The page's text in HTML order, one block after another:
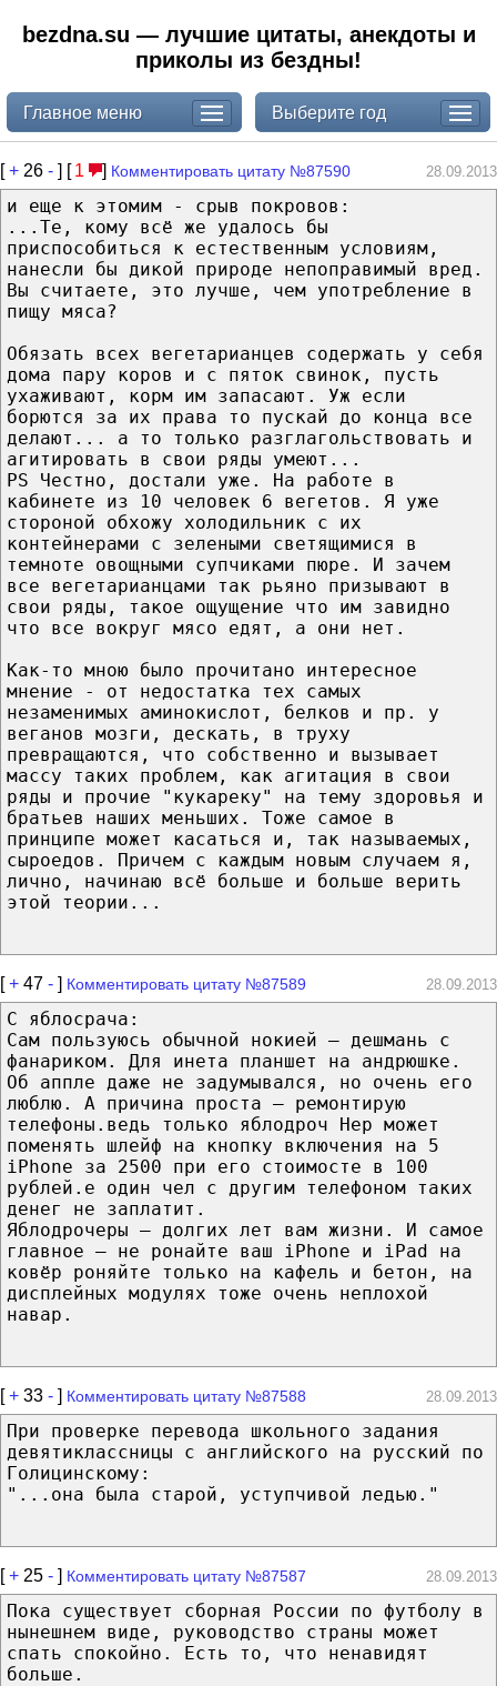
bezdna.su — лучшие цитаты, анекдоты и
приколы из бездны!
Главное меню Выберите год
[+ 26 - ] [ 1 ] Комментировать цитату №87590 28.09.2013
и еще к этомим - срыв покровов:
...Те, кому всё же удалось бы
приспособиться к естественным условиям,
нанесли бы дикой природе непоправимый вред.
Вы считаете, это лучше, чем употребление в
пищу мяса?
Обязать всех вегетарианцев содержать у себя
дома пару коров и с пяток свинок, пусть
ухаживают, корм им запасают. Уж если
борются за их права то пускай до конца все
делают... а то только разглагольствовать и
агитировать в свои ряды умеют...
PS Честно, достали уже. На работе в
кабинете из 10 человек 6 вегетов. Я уже
стороной обхожу холодильник с их
контейнерами с зелеными светящимися в
темноте овощными супчиками пюре. И зачем
все вегетарианцами так рьяно призывают в
свои ряды, такое ощущение что им завидно
что все вокруг мясо едят, а они нет.
Как-то мною было прочитано интересное
мнение - от недостатка тех самых
незаменимых аминокислот, белков и пр. у
веганов мозги, дескать, в труху
превращаются, что собственно и вызывает
массу таких проблем, как агитация в свои
ряды и прочие "кукареку" на тему здоровья и
братьев наших меньших. Тоже самое в
принципе может касаться и, так называемых,
сыроедов. Причем с каждым новым случаем я,
лично, начинаю всё больше и больше верить
этой теории...
[+ 47 - ] Комментировать цитату №87589 28.09.2013
С яблосрача:
Сам пользуюсь обычной нокией — дешмань с
фанариком. Для инета планшет на андрюшке.
Об аппле даже не задумывался, но очень его
люблю. А причина проста — ремонтирую
телефоны.ведь только яблодроч Нер может
поменять шлейф на кнопку включения на 5
iPhone за 2500 при его стоимосте в 100
рублей.е один чел с другим телефоном таких
денег не заплатит.
Яблодрочеры — долгих лет вам жизни. И самое
главное — не ронайте ваш iPhone и iPad на
ковёр роняйте только на кафель и бетон, на
дисплейных модулях тоже очень неплохой
навар.
[+ 33 - ] Комментировать цитату №87588 28.09.2013
При проверке перевода школьного задания
девятиклассницы с английского на русский по
Голицинскому:
"...она была старой, уступчивой ледью."
[+ 25 - ] Комментировать цитату №87587 28.09.2013
Пока существует сборная России по футболу в
нынешнем виде, руководство страны может
спать спокойно. Есть то, что ненавидят
больше.